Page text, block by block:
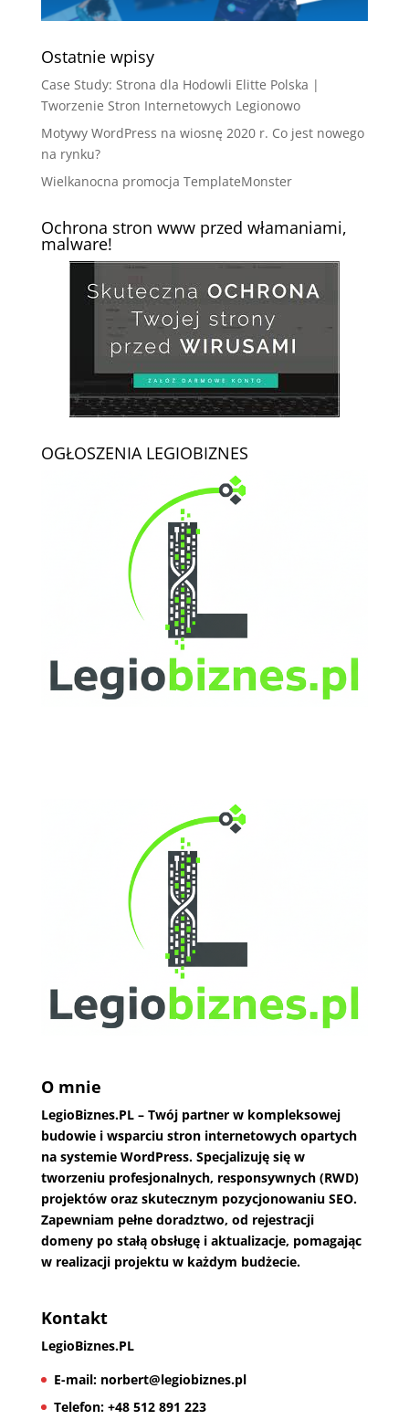
Ostatnie wpisy
Case Study: Strona dla Hodowli Elitte Polska |
Tworzenie Stron Internetowych Legionowo
Motywy WordPress na wiosnę 2020 r. Co jest nowego
na rynku?
Wielkanocna promocja TemplateMonster
Ochrona stron www przed włamaniami,
malware!
OGŁOSZENIA LEGIOBIZNES
O mnie
LegioBiznes.PL– Twój partner w kompleksowej
budowie i wsparciu stron internetowych opartych
na systemie WordPress. Specjalizuję się w
tworzeniu profesjonalnych, responsywnych (RWD)
projektów oraz skutecznym pozycjonowaniu SEO.
Zapewniam pełne doradztwo, od rejestracji
domeny po stałą obsługę i aktualizacje, pomagając
w realizacji projektu w każdym budżecie.
Kontakt
LegioBiznes.PL
E-mail:norbert@legiobiznes.pl
Telefon:+48 512 891 223